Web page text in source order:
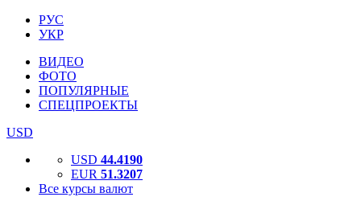
РУС
УКР
ВИДЕО
ФОТО
ПОПУЛЯРНЫЕ
СПЕЦПРОЕКТЫ
USD
USD 44.4190
EUR 51.3207
Все курсы валют